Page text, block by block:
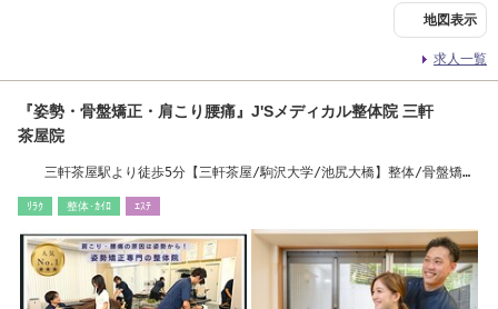
地図表示
求人一覧
『姿勢・骨盤矯正・肩こり腰痛』J'Sメディカル整体院 三軒
茶屋院
三軒茶屋駅より徒歩5分【三軒茶屋/駒沢大学/池尻大橋】整体/骨盤矯
ﾘﾗｸ 整体･ｶｲﾛ ｴｽﾃ